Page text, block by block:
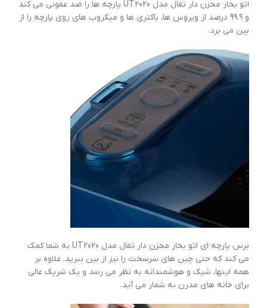
اتو بخار مخزن دار تفال مدل UT2020 پارچه ها را ضد عفونی می کند
و 99.9 درصد از ویروس ها، باکتری ها و میکروب های روی پارچه را از
بین می برد.
برس پارچه ای اتو بخار مخزن دار تفال مدل UT2020 به شما کمک
می کند که حتی چین های سرسخت را نیز از بین ببرید. علاوه بر
همه اینها، شیک و هوشمندانه به نظر می رسد و یک شریک عالی
برای خانه های مدرن به شمار می آید.